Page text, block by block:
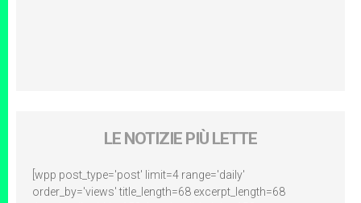
LE NOTIZIE PIÙ LETTE
[wpp post_type='post' limit=4 range='daily'
order_by='views' title_length=68 excerpt_length=68